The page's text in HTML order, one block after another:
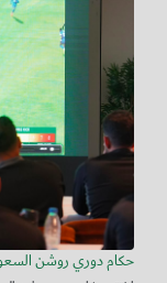
حكام دوري روشن